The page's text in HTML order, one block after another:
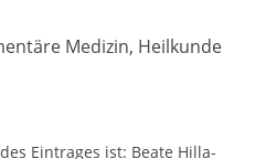
Medizin, Heilkunde
Eintrages ist: Beate Hilla-